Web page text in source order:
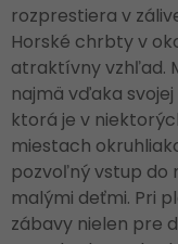
rozprestiera v
Horské chrbty v
atraktívny vzhľad.
najmä vďaka svojej
ktorá je v
miestach
pozvoľný vstup do
malými deťmi. Pri
zábavy nielen pre